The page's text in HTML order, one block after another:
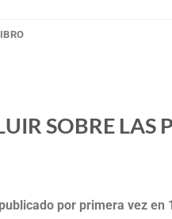
SOBRE LAS
por primera vez en